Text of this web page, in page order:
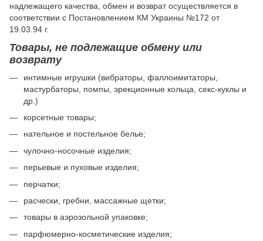
надлежащего качества, обмен и возврат осуществляется в
соответствии с Постановлением КМ Украины №172 от
19.03.94 г.
Товары, не подлежащие обмену или
возврату
интимные игрушки (вибраторы, фаллоимитаторы,
мастурбаторы, помпы, эрекционные кольца, секс-куклы и
др.)
корсетные товары;
нательное и постельное белье;
чулочно-носочные изделия;
перьевые и пуховые изделия;
перчатки;
расчески, гребни, массажные щетки;
товары в аэрозольной упаковке;
парфюмерно-косметические изделия;